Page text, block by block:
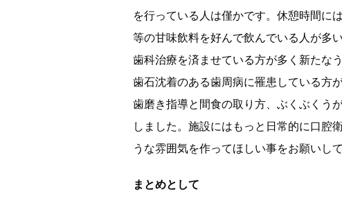
を行っている人は僅かです。休憩時間に
等の甘味飲料を好んで飲んでいる人が多
歯科治療を済ませている方が多く新たな
歯石沈着のある歯周病に罹患している方
歯磨き指導と間食の取り方、ぶくぶくう
しました。施設にはもっと日常的に口腔
うな雰囲気を作ってほしい事をお願いし
まとめとして